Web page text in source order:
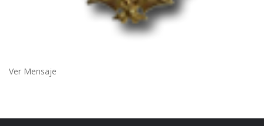
Ver Mensaje